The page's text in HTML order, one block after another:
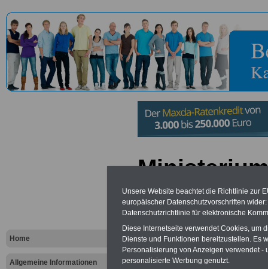
Home
Allgemeine Informationen
und für
Rheinland-
Vorteile für den öffentlichen
Vergleichen und sparen
Unsere Website beachtet die Richtlinie zur
europäischer Datenschutzvorschriften
Datenschutzrichtlinie für elektronische
Diese Internetseite verwendet Cookies, um
Dienste und Funktionen bereitzustellen. Es
Personalisierung von Anzeigen verwendet
personalisierte Werbung genutzt.